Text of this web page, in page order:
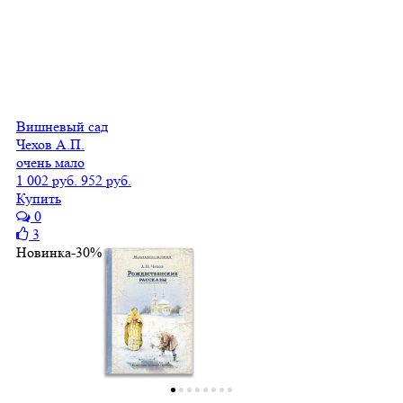
Вишневый сад
Чехов А.П.
очень мало
1 002 руб. 952 руб.
Купить
0
3
Новинка-30%